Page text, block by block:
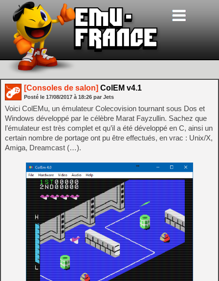
[Consoles de salon] ColEM v4.1
Posté le 17/08/2017 à 18:26 par Jets
Voici ColEMu, un émulateur Colecovision tournant sous Dos et
Windows développé par le célèbre Marat Fayzullin. Sachez que
l’émulateur est très complet et qu’il a été développé en C, ainsi un
certain nombre de portage ont pu être effectués, en vrac : Unix/X,
Amiga, Dreamcast (…).